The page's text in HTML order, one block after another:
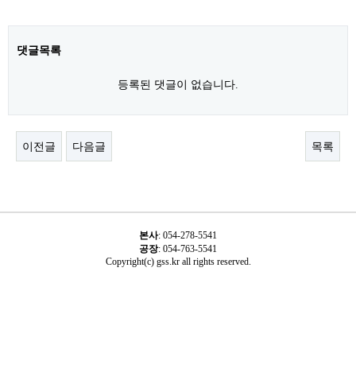
댓글목록
등록된 댓글이 없습니다.
이전글 다음글 목록
본사: 054-278-5541
공장: 054-763-5541
Copyright(c) gss.kr all rights reserved.